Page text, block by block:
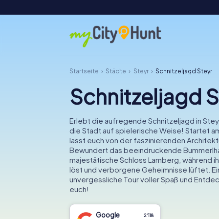
Startseite Städte Steyr Schnitzeljagd Steyr
Schnitzeljagd
Erlebt die aufregende Schnitzeljagd in
die Stadt auf spielerische Weise! Startet
lasst euch von der faszinierenden
Bewundert das beeindruckende
majestätische Schloss Lamberg, während
löst und verborgene Geheimnisse lüftet.
unvergessliche Tour voller Spaß und
euch!
Google 2‘118